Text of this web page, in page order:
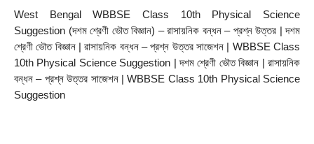
West Bengal WBBSE Class 10th Physical Science
Suggestion (দশম শ্রেণী ভৌত বিজ্ঞান) – রাসায়নিক বন্ধন – প্রশ্ন উত্তর | দশম
শ্রেণী ভৌত বিজ্ঞান | রাসায়নিক বন্ধন – প্রশ্ন উত্তর সাজেশন | WBBSE Class
10th Physical Science Suggestion | দশম শ্রেণী ভৌত বিজ্ঞান | রাসায়নিক
বন্ধন – প্রশ্ন উত্তর সাজেশন | WBBSE Class 10th Physical Science
Suggestion